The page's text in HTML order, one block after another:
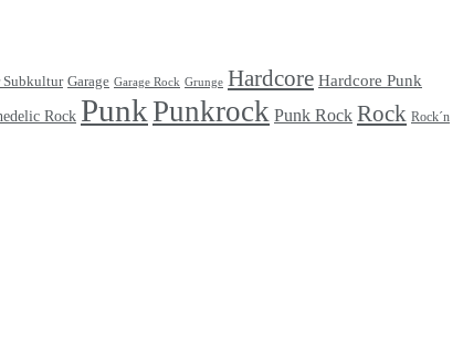
Subkultur Garage Garage Rock Grunge Hardcore Hardcore Punk
Rock PunkPunkrock Punk Rock Rock Rock´n